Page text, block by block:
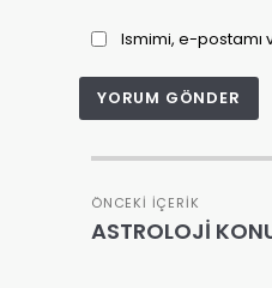
Ismimi, e-postamı
ÖNCEKI İÇERIK
ASTROLOJİ